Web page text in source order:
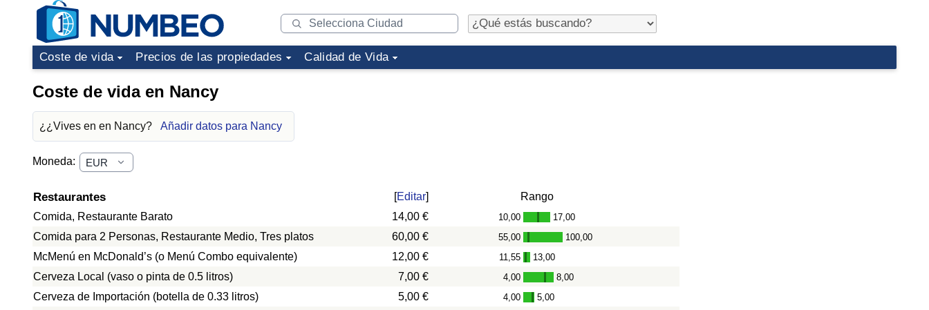
Coste de vida Precios de las propiedades Calidad de Vida
Coste de vida en Nancy
¿¿Vives en en Nancy? Añadir datos para Nancy
Moneda:
Restaurantes [Editar]
Rango
Comida, Restaurante Barato
14,00 € 10,00 - 17,00
Comida para 2 Personas, Restaurante Medio, Tres platos 60,00 € 55,00 - 100,00
McMenú en McDonald’s (o Menú Combo equivalente) 12,00 € 11,55 - 13,00
Cerveza Local (vaso o pinta de 0.5 litros) 7,00 € 4,00 - 8,00
Cerveza de Importación (botella de 0.33 litros) 5,00 € 4,00 - 5,00